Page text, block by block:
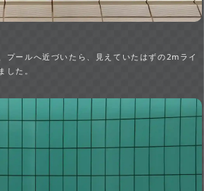
プールへ近づいたら、見えていたはずの2mライ
した。